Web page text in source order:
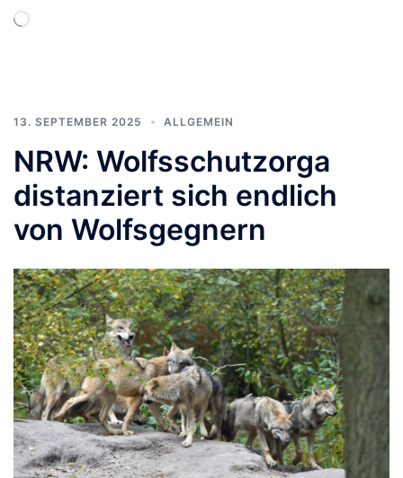
Wird
13. SEPTEMBER 2025 ALLGEMEIN
NRW: Wolfsschutzorga
distanziert sich endlich
von Wolfsgegnern